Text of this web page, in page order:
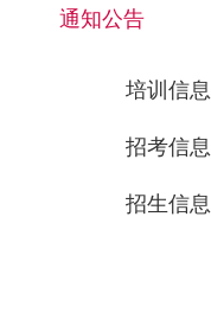
通知公告
培训信息
招考信息
招生信息